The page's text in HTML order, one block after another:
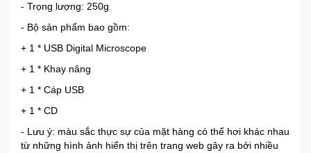
- Trọng lượng: 250g
- Bộ sản phẩm bao gồm:
+ 1 * USB Digital Microscope
+ 1 * Khay nâng
+ 1 * Cáp USB
+ 1 * CD
- Lưu ý: màu sắc thực sự của mặt hàng có thể hơi khác nhau
từ những hình ảnh hiển thị trên trang web gây ra bởi nhiều